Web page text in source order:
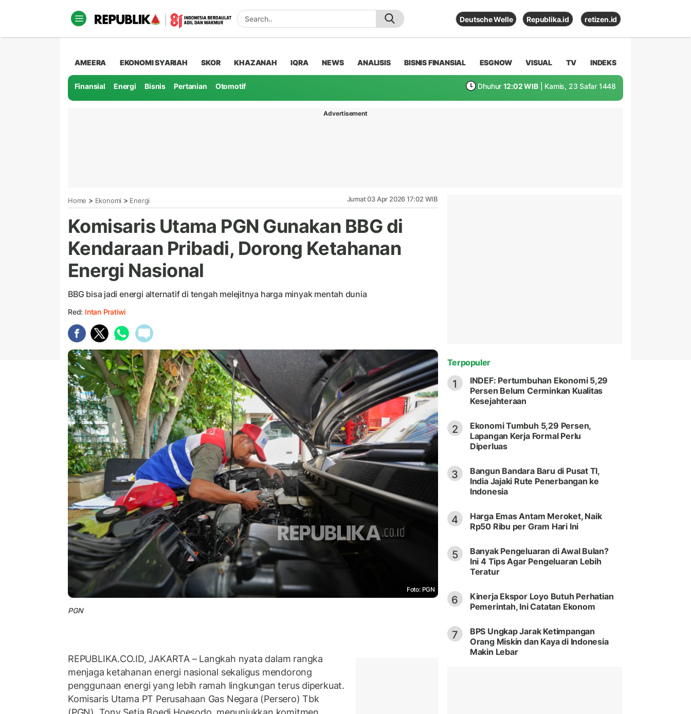
Deutsche Welle Republika.id retizen.id
AMEERA EKONOMI SYARIAH SKOR KHAZANAH IQRA NEWS ANALISIS BISNIS FINANSIAL ESGNOW VISUAL TV INDEKS
Finansial Energi Bisnis Pertanian Otomotif Dhuhur 12:02 WIB | Kamis, 23 Safar 1448
Advertisement
Home > Ekonomi > Energi Jumat 03 Apr 2026 17:02 WIB
Komisaris Utama PGN Gunakan BBG di
Kendaraan Pribadi, Dorong Ketahanan
Energi Nasional
BBG bisa jadi energi alternatif di tengah melejitnya harga minyak mentah dunia
Red: Intan Pratiwi
Foto: PGN
PGN
REPUBLIKA.CO.ID, JAKARTA – Langkah nyata dalam rangka
menjaga ketahanan energi nasional sekaligus mendorong
penggunaan energi yang lebih ramah lingkungan terus diperkuat.
Komisaris Utama PT Perusahaan Gas Negara (Persero) Tbk
Terpopuler
1
INDEF: Pertumbuhan Ekonomi 5,29
Persen Belum Cerminkan Kualitas
Kesejahteraan
2
Ekonomi Tumbuh 5,29 Persen,
Lapangan Kerja Formal Perlu
Diperluas
3
Bangun Bandara Baru di Pusat TI,
India Jajaki Rute Penerbangan ke
Indonesia
4
Harga Emas Antam Meroket, Naik
Rp50 Ribu per Gram Hari Ini
5
Banyak Pengeluaran di Awal Bulan?
Ini 4 Tips Agar Pengeluaran Lebih
Teratur
6
Kinerja Ekspor Loyo Butuh Perhatian
Pemerintah, Ini Catatan Ekonom
7
BPS Ungkap Jarak Ketimpangan
Orang Miskin dan Kaya di Indonesia
Makin Lebar